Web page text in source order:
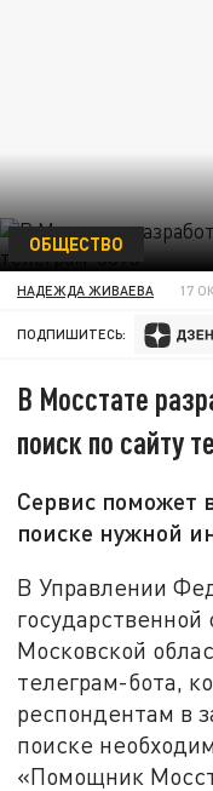
ОБЩЕСТВО
НАДЕЖДА ЖИВАЕВА 17
ПОДПИШИТЕСЬ:
В Мосстате
поиск по сайту
Сервис поможет
поиске нужной
В Управлении
Московской
телеграм-бота,
респондентам в
поиске
«Помощник